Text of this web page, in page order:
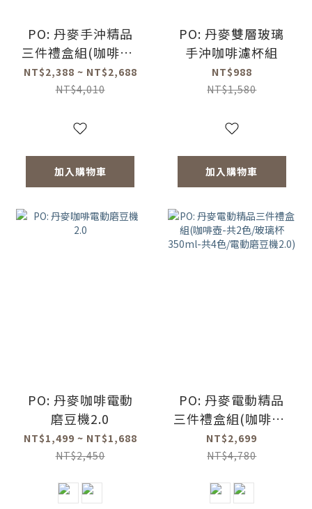
PO: 丹麥手沖精品
三件禮盒組(咖啡壺-
共2色/玻璃杯
350ml-共4色/咖啡
NT$2,388 ~ NT$2,688
NT$4,010
加入購物車
PO: 丹麥雙層玻璃
手沖咖啡濾杯組
NT$988
NT$1,580
加入購物車
PO: 丹麥咖啡電動
磨豆機2.0
NT$1,499 ~ NT$1,688
NT$2,450
PO: 丹麥電動精品
三件禮盒組(咖啡壺-
共2色/玻璃杯
350ml-共4色/電動
NT$2,699
NT$4,780